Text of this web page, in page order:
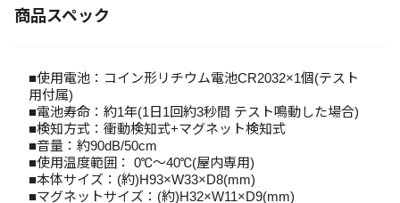
商品スペック
■使用電池：コイン形リチウム電池CR2032×1個(テスト
用付属)
■電池寿命：約1年(1日1回約3秒間 テスト鳴動した場合)
■検知方式：衝動検知式+マグネット検知式
■音量：約90dB/50cm
■使用温度範囲： 0℃～40℃(屋内専用)
■本体サイズ：(約)H93×W33×D8(mm)
■マグネットサイズ：(約)H32×W11×D9(mm)